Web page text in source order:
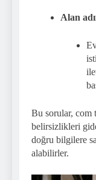
Alan
Bu sorular, com
belirsizlikleri
doğru bilgilere
alabilirler.